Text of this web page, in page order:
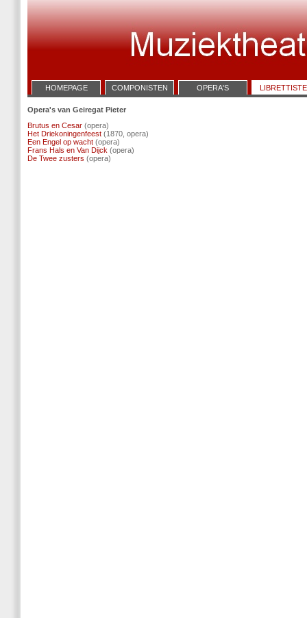
HOMEPAGE COMPONISTEN OPERA'S
Opera's van Geiregat Pieter
Brutus en Cesar (opera)
Het Driekoningenfeest (1870, opera)
Een Engel op wacht (opera)
Frans Hals en Van Dijck (opera)
De Twee zusters (opera)